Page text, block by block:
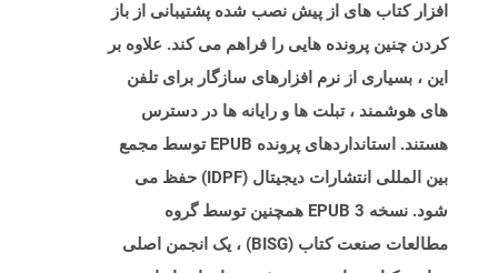
افزار کتاب های از پیش نصب شده پشتیبانی از باز
کردن چنین پرونده هایی را فراهم می کند. علاوه بر
این ، بسیاری از نرم افزارهای سازگار برای تلفن
های هوشمند ، تبلت ها و رایانه ها در دسترس
هستند. استانداردهای پرونده EPUB توسط مجمع
بین المللی انتشارات دیجیتال (IDPF) حفظ می
شود. نسخه EPUB 3 همچنین توسط گروه
مطالعات صنعت کتاب (BISG) ، یک انجمن اصلی